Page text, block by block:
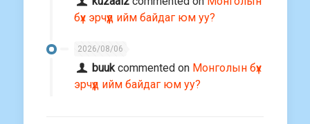
бүх эрчүүд ийм байдаг юм уу?
2026/08/06
buuk commented on Монголын бүх
эрчүүд ийм байдаг юм уу?